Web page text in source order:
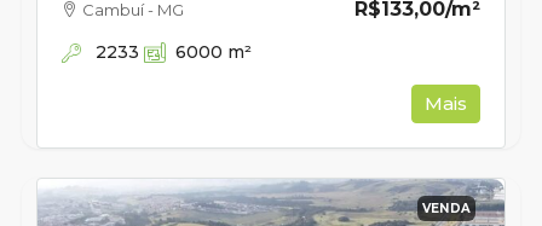
R$133,00/m²
Cambuí - MG
2233 6000 m²
Mais
VENDA